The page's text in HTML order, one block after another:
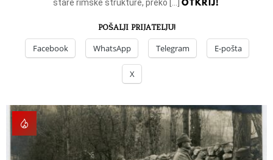
stare rimske strukture, preko […]
POŠALJI PRIJATELJU!
Facebook WhatsApp Telegram E-pošta
X